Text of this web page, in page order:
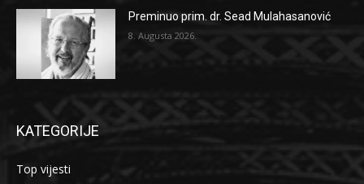
Preminuo prim. dr. Sead Mulahasanović
8. Augusta 2026.
KATEGORIJE
Top vijesti